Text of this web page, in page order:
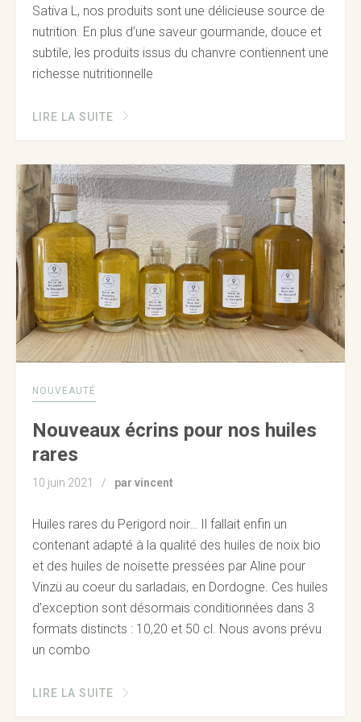
Sativa L, nos produits sont une délicieuse source de
nutrition. En plus d’une saveur gourmande, douce et
subtile, les produits issus du chanvre contiennent une
richesse nutritionnelle
LIRE LA SUITE
NOUVEAUTÉ
Nouveaux écrins pour nos huiles
rares
10 juin 2021 par vincent
Huiles rares du Perigord noir… Il fallait enfin un
contenant adapté à la qualité des huiles de noix bio
et des huiles de noisette pressées par Aline pour
Vinzü au coeur du sarladais, en Dordogne. Ces huiles
d’exception sont désormais conditionnées dans 3
formats distincts : 10,20 et 50 cl. Nous avons prévu
un combo
LIRE LA SUITE